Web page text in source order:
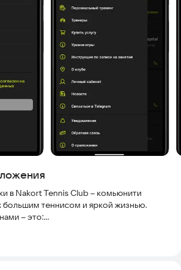
в Nakort Tennis Club – комьюнити
большим теннисом и яркой жизнью.
– это:
физической формы и